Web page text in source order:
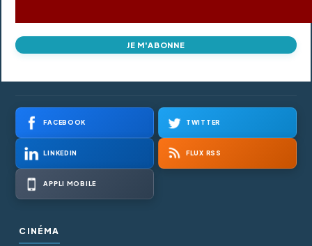
JE M'ABONNE
FACEBOOK TWITTER
LINKEDIN FLUX RSS
APPLI MOBILE
CINÉMA